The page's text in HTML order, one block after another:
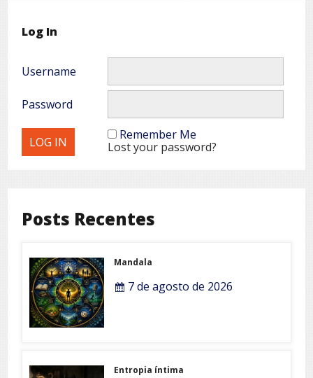
Log In
Username
Password
Remember Me
Lost your password?
Posts Recentes
Mandala
7 de agosto de 2026
Entropia íntima